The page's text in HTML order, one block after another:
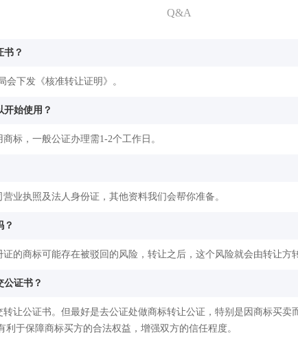
Q&A
书？
会下发《核准转让证明》。
开始使用？
标，一般公证办理需1-2个工作日。
业执照及法人身份证，其他资料我们会帮你准备。
？
的商标可能存在被驳回的风险，转让之后，这个风险就会由转让方
公证书？
让公证书。但最好是去公证处做商标转让公证，特别是因商标买卖
于保障商标买方的合法权益，增强双方的信任程度。